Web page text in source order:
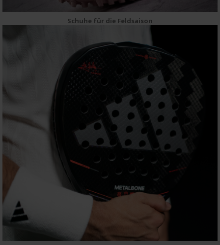
Schuhe für die Feldsaison